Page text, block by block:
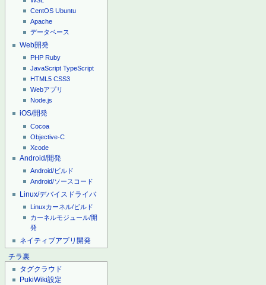
CentOS Ubuntu
Apache
データベース
Web開発
PHP Ruby
JavaScript TypeScript
HTML5 CSS3
Webアプリ
Node.js
iOS/開発
Cocoa
Objective-C
Xcode
Android/開発
Android/ビルド
Android/ソースコード
Linux/デバイスドライバ
Linuxカーネル/ビルド
カーネルモジュール/開
発
ネイティブアプリ開発
チラ裏
タグクラウド
PukiWiki設定